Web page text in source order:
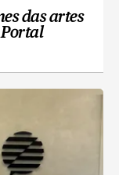
das artes